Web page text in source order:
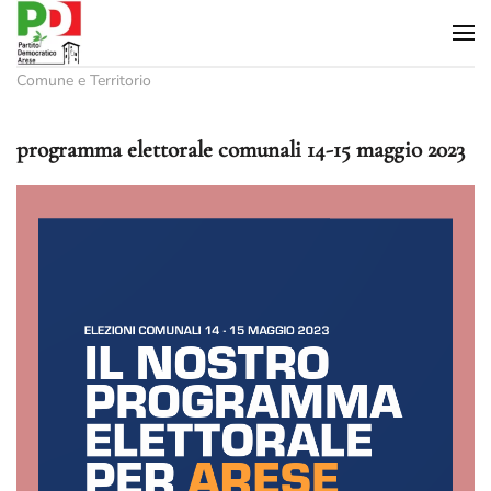
Skip to main content
Comune e Territorio
programma elettorale comunali 14-15 maggio 2023